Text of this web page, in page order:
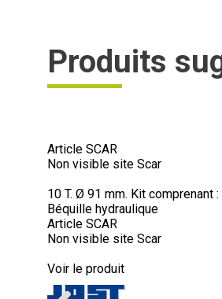
Produits
Article SCAR
Non visible site Scar
10 T. Ø 91 mm. Kit comprenant
Béquille hydraulique
Article SCAR
Non visible site Scar
Voir le produit